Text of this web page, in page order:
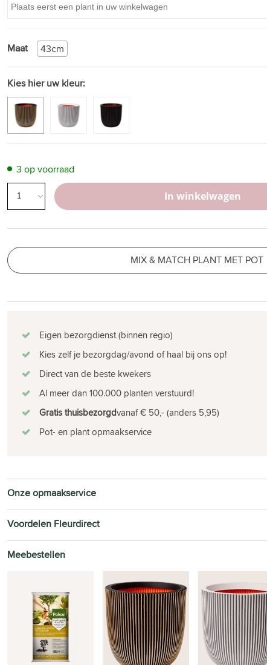
Maat 43cm
Kies hier uw kleur:
3 op voorraad
In winkelwagen
MIX & MATCH PLANT MET POT
Eigen bezorgdienst (binnen regio)
Kies zelf je bezorgdag/avond of haal bij ons op!
Direct van de beste kwekers
Al meer dan 100.000 planten verstuurd!
Gratis thuisbezorgdvanaf € 50,- (anders 5,95)
Pot- en plant opmaakservice
Onze opmaakservice
Voordelen Fleurdirect
Meebestellen